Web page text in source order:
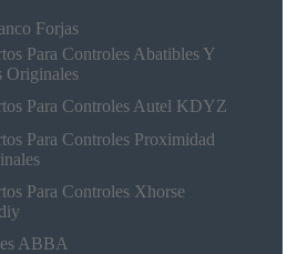
Forjas
Para Controles Abatibles Y
Originales
Para Controles Autel KDYZ
Para Controles Proximidad
Para Controles Xhorse
ABBA